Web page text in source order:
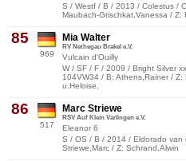
S / Westf / B / 2013 / Colestus /
Maubach-Grischkat,Vanessa / Z:
85
969
Mia Walter
RV Nethegau Brakel e.V.
Vulcain d'Ouilly
W / SF / F / 2009 / Bright Silver
104VW34 / B: Athens,Rainer /
u.Heloise,
86
517
Marc Striewe
RSV Auf Klein Varlingen e.V.
Eleanor 6
S / OS / B / 2014 / Eldorado van
Striewe,Marc / Z: Schrand,Alwin